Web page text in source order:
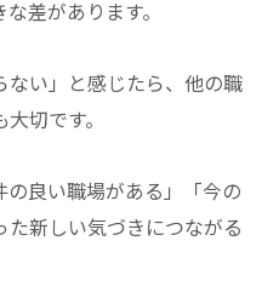
差があります。
ない」と感じたら、他の職
切です。
良い職場がある」「今の
新しい気づきにつながる